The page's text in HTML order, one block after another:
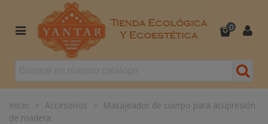
0
Inicio > Accesorios >
Masajeador de cuerpo para acupresión
de madera